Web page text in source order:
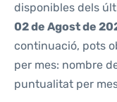
disponibles dels
02 de Agost de
continuació, pots
per mes: nombre
puntualitat per